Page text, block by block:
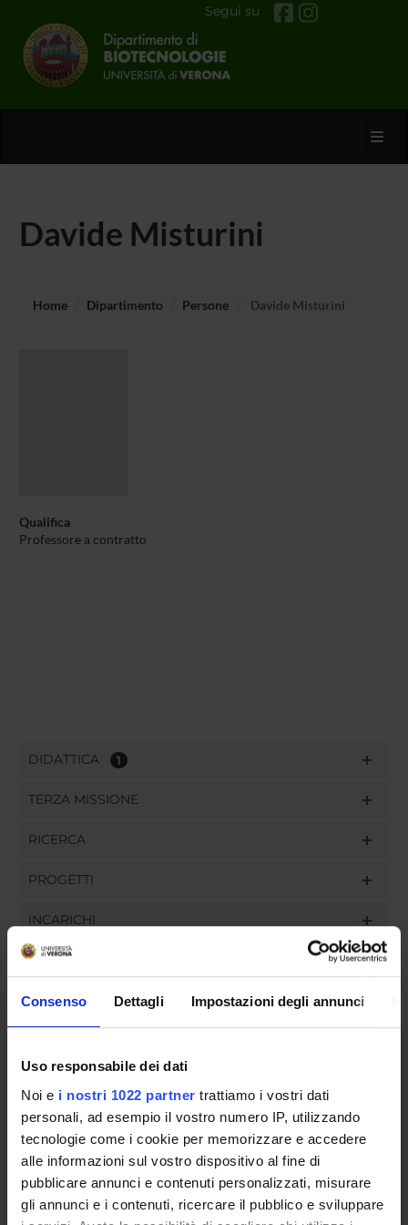
Consenso Dettagli Impostazioni degli annunci
Uso responsabile dei dati
Noi e i nostri 1022 partner trattiamo i vostri dati
personali, ad esempio il vostro numero IP, utilizzando
tecnologie come i cookie per memorizzare e accedere
alle informazioni sul vostro dispositivo al fine di
pubblicare annunci e contenuti personalizzati, misurare
gli annunci e i contenuti, ricercare il pubblico e sviluppare
Segui su
Davide Misturini
Home Dipartimento Persone Davide Misturini
Qualifica
Professore a contratto
DIDATTICA 1
TERZA MISSIONE
RICERCA
PROGETTI
INCARICHI
GOVERNANCE
COMMISSIONI
UFFICI E STRUTTURE DI SERVIZIO
SERVIZI DI SEGRETERIA STUDENTI